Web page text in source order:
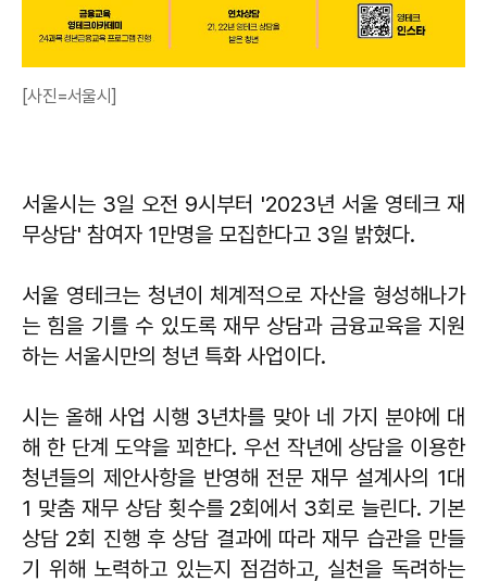
[사진=서울시]
서울시는 3일 오전 9시부터 '2023년 서울 영테크 재
무상담' 참여자 1만명을 모집한다고 3일 밝혔다.
서울 영테크는 청년이 체계적으로 자산을 형성해나가
는 힘을 기를 수 있도록 재무 상담과 금융교육을 지원
하는 서울시만의 청년 특화 사업이다.
시는 올해 사업 시행 3년차를 맞아 네 가지 분야에 대
해 한 단계 도약을 꾀한다. 우선 작년에 상담을 이용한
청년들의 제안사항을 반영해 전문 재무 설계사의 1대
1 맞춤 재무 상담 횟수를 2회에서 3회로 늘린다. 기본
상담 2회 진행 후 상담 결과에 따라 재무 습관을 만들
기 위해 노력하고 있는지 점검하고, 실천을 독려하는